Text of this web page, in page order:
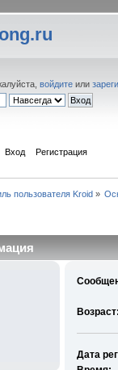
войдите или
Вход Регистрация
пользователя Kroid»
Возраст:
Дата